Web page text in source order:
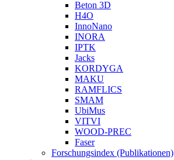
Beton 3D
H4O
InnoNano
INORA
IPTK
Jacks
KORDYGA
MAKU
RAMFLICS
SMAM
UbiMus
VITVI
WOOD-PREC
Faser
Forschungsindex (Publikationen)